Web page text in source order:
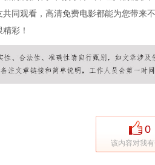
同观看，高清免费电影都能为您带来
彩！
0
该内容对我